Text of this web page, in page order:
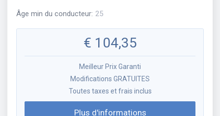
Âge min du conducteur: 25
€ 104,35
Meilleur Prix Garanti
Modifications GRATUITES
Toutes taxes et frais inclus
Plus d'informations